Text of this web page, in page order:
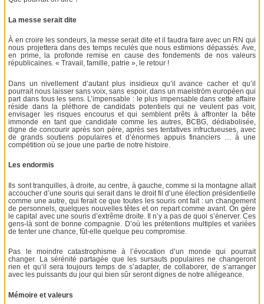
La messe serait dite
À en croire les sondeurs, la messe serait dite et il faudra faire avec un RN qui
nous projettera dans des temps reculés que nous estimions dépassés. Ave,
en prime, la profonde remise en cause des fondements de nos valeurs
républicaines. « Travail, famille, patrie », le retour !
Dans un nivellement d’autant plus insidieux qu’il avance cacher et qu’il
pourrait nous laisser sans voix, sans espoir, dans un maelström européen qui
part dans tous les sens. L’impensable : le plus impensable dans cette affaire
réside dans la pléthore de candidats potentiels qui ne veulent pas voir,
envisager les risques encourus et qui semblent prêts à affronter la bête
immonde en tant que candidate comme les autres, BCBG, dédiabolisée,
digne de concourir après son père, après ses tentatives infructueuses, avec
de grands soutiens populaires et d’énormes appuis financiers … à une
compétition où se joue une partie de notre histoire.
Les endormis
Ils sont tranquilles, à droite, au centre, à gauche, comme si la montagne allait
accoucher d’une souris qui serait dans le droit fil d’une élection présidentielle
comme une autre, qui ferait ce que toutes les souris ont fait : un changement
de personnels, quelques nouvelles têtes et on repart comme avant. On gère
le capital avec une souris d’extrême droite. Il n’y a pas de quoi s’énerver. Ces
gens-là sont de bonne compagnie. D’où les prétentions multiples et variées
de tenter une chance, fût-elle quelque peu compromise.
Pas le moindre catastrophisme à l’évocation d’un monde qui pourrait
changer. La sérénité partagée que les sursauts populaires ne changeront
rien et qu’il sera toujours temps de s’adapter, de collaborer, de s’arranger
avec les puissants du jour qui bien sûr seront dignes de notre allégeance.
Mémoire et valeurs